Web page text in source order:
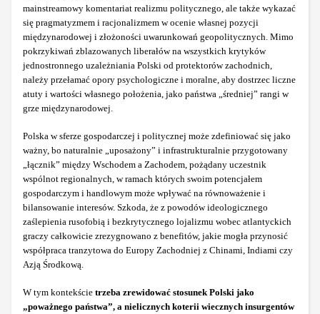
mainstreamowy komentariat realizmu politycznego, ale także wykazać
się pragmatyzmem i racjonalizmem w ocenie własnej pozycji
międzynarodowej i złożoności uwarunkowań geopolitycznych. Mimo
pokrzykiwań zblazowanych liberałów na wszystkich krytyków
jednostronnego uzależniania Polski od protektorów zachodnich,
należy przełamać opory psychologiczne i moralne, aby dostrzec liczne
atuty i wartości własnego położenia, jako państwa „średniej” rangi w
grze międzynarodowej.
Polska w sferze gospodarczej i politycznej może zdefiniować się jako
ważny, bo naturalnie „uposażony” i infrastrukturalnie przygotowany
„łącznik” między Wschodem a Zachodem, pożądany uczestnik
wspólnot regionalnych, w ramach których swoim potencjałem
gospodarczym i handlowym może wpływać na równoważenie i
bilansowanie interesów. Szkoda, że z powodów ideologicznego
zaślepienia rusofobią i bezkrytycznego lojalizmu wobec atlantyckich
graczy całkowicie zrezygnowano z benefitów, jakie mogła przynosić
współpraca tranzytowa do Europy Zachodniej z Chinami, Indiami czy
Azją Środkową.
W tym kontekście trzeba zrewidować stosunek Polski jako
„poważnego państwa”, a nielicznych koterii wiecznych insurgentów